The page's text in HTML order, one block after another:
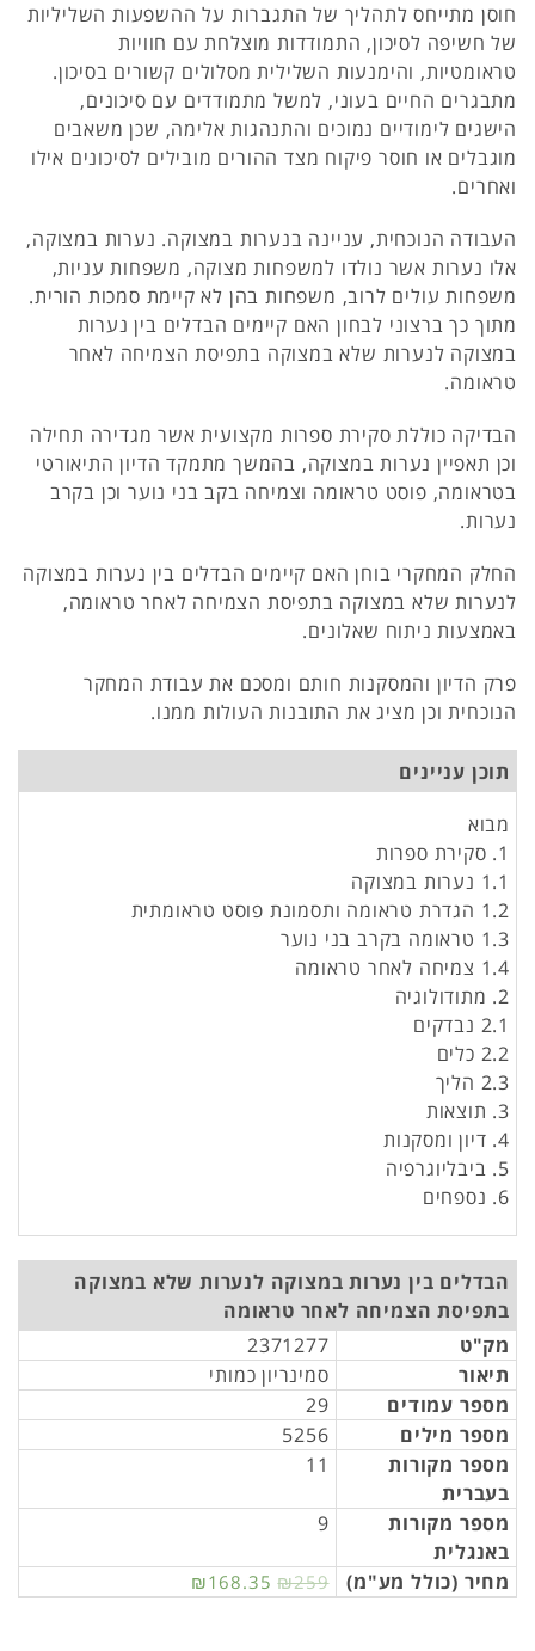
חוסן מתייחס לתהליך של התגברות על ההשפעות השליליות
של חשיפה לסיכון, התמודדות מוצלחת עם חוויות
טראומטיות, והימנעות השלילית מסלולים קשורים בסיכון.
מתבגרים החיים בעוני, למשל מתמודדים עם סיכונים,
הישגים לימודיים נמוכים והתנהגות אלימה, שכן משאבים
מוגבלים או חוסר פיקוח מצד ההורים מובילים לסיכונים אילו
ואחרים.
העבודה הנוכחית, עניינה בנערות במצוקה. נערות במצוקה,
אלו נערות אשר נולדו למשפחות מצוקה, משפחות עניות,
משפחות עולים לרוב, משפחות בהן לא קיימת סמכות הורית.
מתוך כך ברצוני לבחון האם קיימים הבדלים בין נערות
במצוקה לנערות שלא במצוקה בתפיסת הצמיחה לאחר
טראומה.
הבדיקה כוללת סקירת ספרות מקצועית אשר מגדירה תחילה
וכן תאפיין נערות במצוקה, בהמשך מתמקד הדיון התיאורטי
בטראומה, פוסט טראומה וצמיחה בקב בני נוער וכן בקרב
נערות.
החלק המחקרי בוחן האם קיימים הבדלים בין נערות במצוקה
לנערות שלא במצוקה בתפיסת הצמיחה לאחר טראומה,
באמצעות ניתוח שאלונים.
פרק הדיון והמסקנות חותם ומסכם את עבודת המחקר
הנוכחית וכן מציג את התובנות העולות ממנו.
תוכן עניינים
מבוא
1. סקירת ספרות
1.1 נערות במצוקה
1.2 הגדרת טראומה ותסמונת פוסט טראומתית
1.3 טראומה בקרב בני נוער
1.4 צמיחה לאחר טראומה
2. מתודולוגיה
2.1 נבדקים
2.2 כלים
2.3 הליך
3. תוצאות
4. דיון ומסקנות
5. ביבליוגרפיה
6. נספחים
הבדלים בין נערות במצוקה לנערות שלא במצוקה
בתפיסת הצמיחה לאחר טראומה
מק"ט
2371277
תיאור
סמינריון כמותי
מספר עמודים
29
מספר מילים
5256
מספר מקורות
בעברית
11
מספר מקורות
באנגלית
9
מחיר (כולל מע"מ) ₪168.35 ₪259